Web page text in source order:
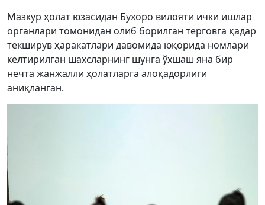
Мазкур ҳолат юзасидан Бухоро вилояти ички ишлар
органлари томонидан олиб борилган терговга қадар
текширув ҳаракатлари давомида юқорида номлари
келтирилган шахсларнинг шунга ўхшаш яна бир
нечта жанжалли ҳолатларга алоқадорлиги
аниқланган.